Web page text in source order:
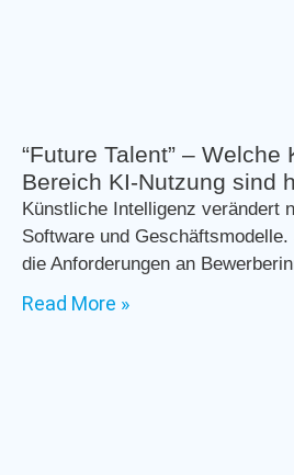
“Future Talent” – Welche
Bereich KI-Nutzung sind
Künstliche Intelligenz verändert
Software und
die Anforderungen an
Read More »